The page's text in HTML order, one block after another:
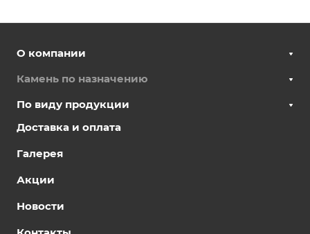
О компании
Камень по назначению
По виду продукции
Доставка и оплата
Галерея
Акции
Новости